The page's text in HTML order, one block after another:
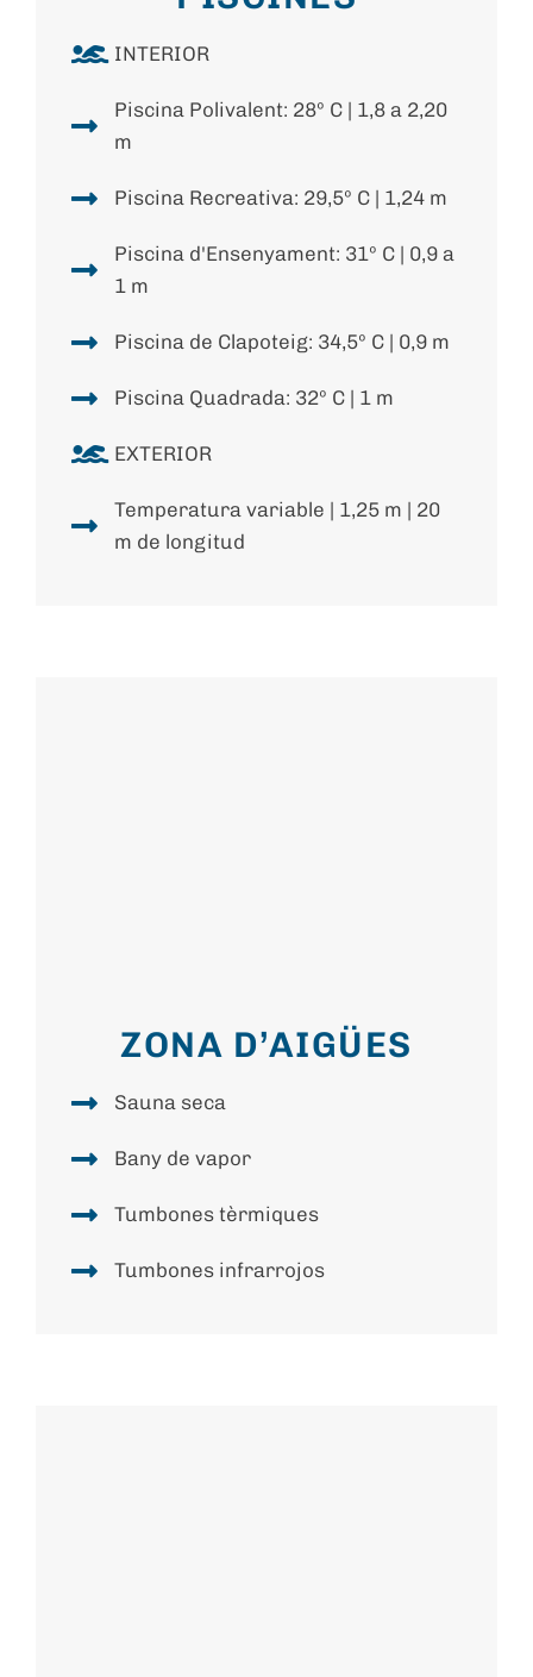
INTERIOR
Piscina Polivalent: 28º C | 1,8 a 2,20
m
Piscina Recreativa: 29,5º C | 1,24 m
Piscina d'Ensenyament: 31º C | 0,9 a
1 m
Piscina de Clapoteig: 34,5º C | 0,9 m
Piscina Quadrada: 32º C | 1 m
EXTERIOR
Temperatura variable | 1,25 m | 20
m de longitud
ZONA D’AIGÜES
Sauna seca
Bany de vapor
Tumbones tèrmiques
Tumbones infrarrojos